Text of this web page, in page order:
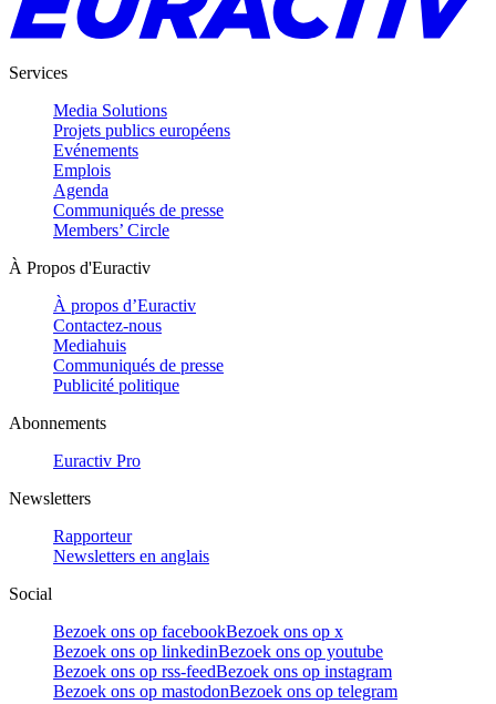
Services
Media Solutions
Projets publics européens
Evénements
Emplois
Agenda
Communiqués de presse
Members’ Circle
À Propos d'Euractiv
À propos d’Euractiv
Contactez-nous
Mediahuis
Communiqués de presse
Publicité politique
Abonnements
Euractiv Pro
Newsletters
Rapporteur
Newsletters en anglais
Social
Bezoek ons op facebookBezoek ons op x
Bezoek ons op linkedinBezoek ons op youtube
Bezoek ons op rss-feedBezoek ons op instagram
Bezoek ons op mastodonBezoek ons op telegram